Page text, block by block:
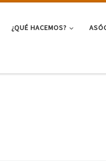
¿QUÉ HACEMOS?